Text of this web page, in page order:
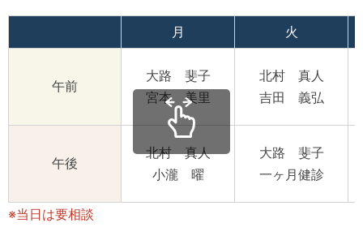
月 火
午前
大路 斐子
宮本 美里
北村 真人
吉田 義弘
午後
北村 真人
小瀧 曜
大路 斐子
一ヶ月健診
※当日は要相談